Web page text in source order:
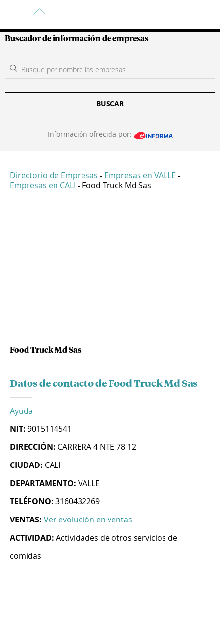
Guía de Empresas Colombianas
Buscador de información de empresas
BUSCAR
Información ofrecida por:
Directorio de Empresas - Empresas en VALLE -
Empresas en CALI - Food Truck Md Sas
Food Truck Md Sas
Datos de contacto de Food Truck Md Sas
Ayuda
NIT: 9015114541
DIRECCIÓN: CARRERA 4 NTE 78 12
CIUDAD: CALI
DEPARTAMENTO: VALLE
TELÉFONO: 3160432269
VENTAS: Ver evolución en ventas
ACTIVIDAD: Actividades de otros servicios de
comidas